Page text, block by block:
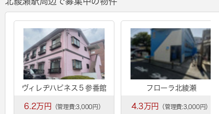
ヴィレヂハピネス５参番館
6.2万円 （管理費:3,000円）
フローラ北綾瀬
4.3万円 （管理費:3,000円）